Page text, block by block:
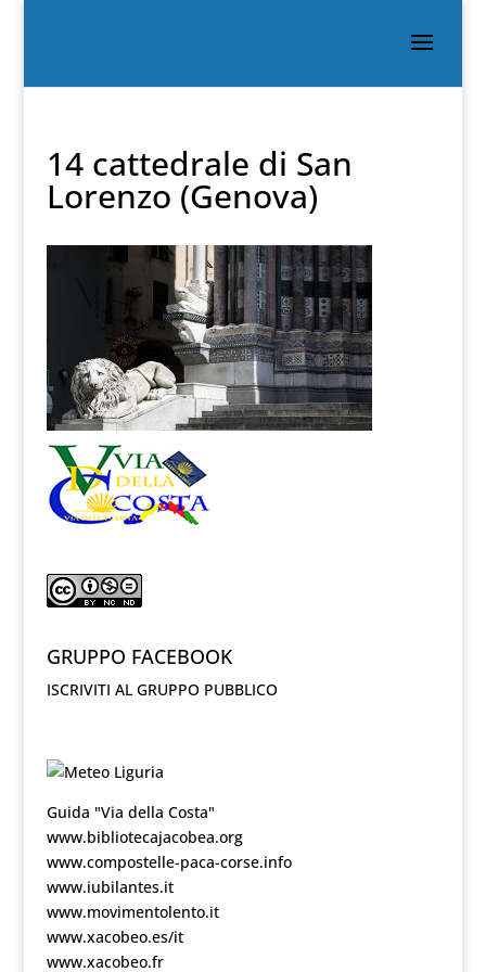
14 cattedrale di San
Lorenzo (Genova)
GRUPPO FACEBOOK
ISCRIVITI AL GRUPPO PUBBLICO
Guida "Via della Costa"
www.bibliotecajacobea.org
www.compostelle-paca-corse.info
www.iubilantes.it
www.movimentolento.it
www.xacobeo.es/it
www.xacobeo.fr